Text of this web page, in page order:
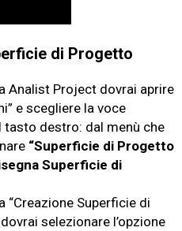
di Progetto
Analist Project dovrai aprire
e scegliere la voce
tasto destro: dal menù che
“Superficie di Progetto
Superficie di
“Creazione Superficie di
selezionare l’opzione